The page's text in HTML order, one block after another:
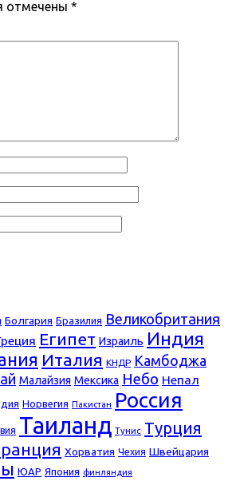
отмечены *
Болгария Бразилия Великобритания
Египет Израиль Индия
Италия КНДР Камбоджа
Малайзия Мексика Небо Непал
Норвегия Пакистан Россия
Таиланд Тунис Турция
Хорватия Чехия Швейцария
ЮАР Япония финляндия